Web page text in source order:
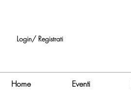
Login/ Registrati
Home Eventi